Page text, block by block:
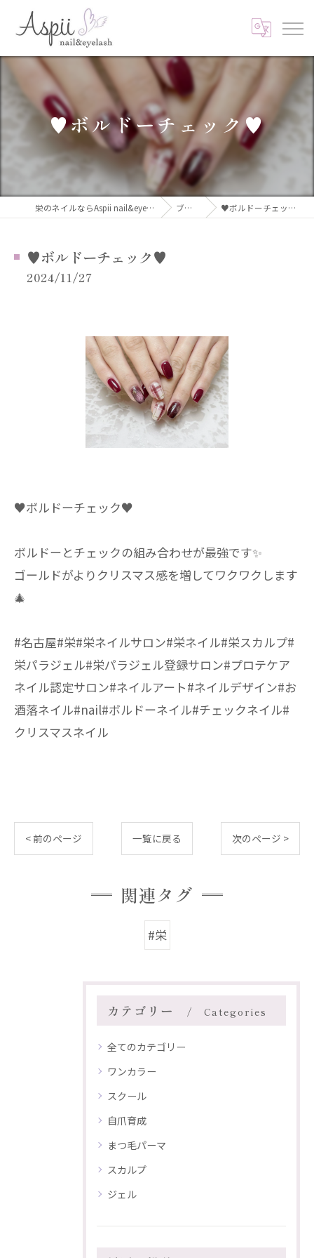
♥️ボルドーチェック♥️
栄のネイルならAspii nail&eyelash ブログ ♥️ボルドーチェック♥️
♥️ボルドーチェック♥️
2024/11/27
♥️ボルドーチェック♥️
ボルドーとチェックの組み合わせが最強です✨
ゴールドがよりクリスマス感を増してワクワクします
🎄
#名古屋#栄#栄ネイルサロン#栄ネイル#栄スカルプ#
栄パラジェル#栄パラジェル登録サロン#プロテケア
ネイル認定サロン#ネイルアート#ネイルデザイン#お
酒落ネイル#nail#ボルドーネイル#チェックネイル#
クリスマスネイル
< 前のページ 一覧に戻る 次のページ >
関連タグ
#栄
カテゴリー Categories
全てのカテゴリー
ワンカラー
スクール
自爪育成
まつ毛パーマ
スカルプ
ジェル